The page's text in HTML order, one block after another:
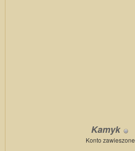
Kamyk
Konto zawieszone